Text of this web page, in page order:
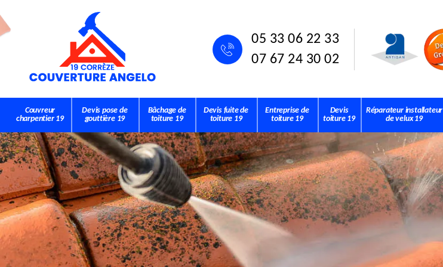
05 33 06 22 33
07 67 24 30 02
Couvreur
charpentier 19
Devis pose de
gouttière 19
Bâchage de
toiture 19
Devis fuite de
toiture 19
Entreprise de
toiture 19
Devis
toiture 19
Réparateur installateur
de velux 19